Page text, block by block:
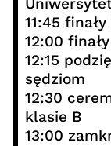
11:45
12:00
12:15
sędziom
12:30
klasie B
13:00